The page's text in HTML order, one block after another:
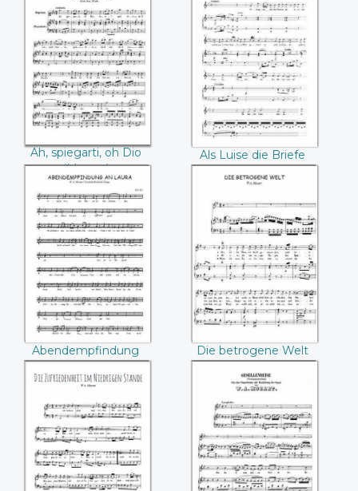
Ah, spiegarti, oh Dio
(Mozart)
Ah, spiegarti, oh Dio
(Mozart)
Als Luise die Briefe
ihres ungetreuen
Liebhabers
verbrannte
(Mozart)
Als Luise die Briefe
ihres ungetreuen
Liebhabers
verbrannte (Mozart)
Abendempfindung
an Laura (Mozart)
Abendempfindung
an Laura (Mozart)
Die betrogene
Welt (Mozart)
Die betrogene Welt
(Mozart)
Die Zufriedenheit
im Niedrigen
Stande (Mozart)
Gesellenreise
(Mozart)